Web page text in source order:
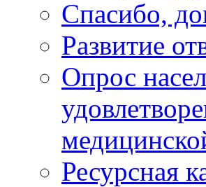
Спасибо,
Развитие
Опрос
Ресурсная